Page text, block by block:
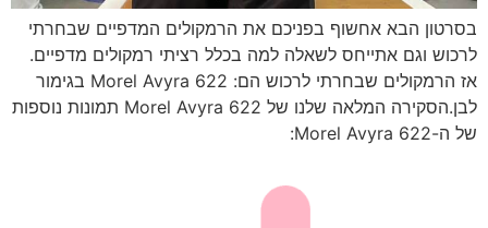
בסרטון הבא אחשוף בפניכם את הרמקולים המדפיים שבחרתי
לרכוש וגם אתייחס לשאלה למה בכלל רציתי רמקולים מדפיים.
אז הרמקולים שבחרתי לרכוש הם: Morel Avyra 622 בגימור
לבן.הסקירה המלאה שלנו של Morel Avyra 622 תמונות נוספות
של ה-Morel Avyra 622: